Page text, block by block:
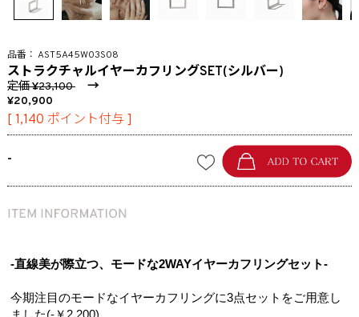
AST5A45W03S08
ストラクチャルイヤーカフリングSET(シルバー)
定価 23,100→
20,900
[ 1,140 ポイント付与 ]
-
-直線美が際立つ、モードな2WAYイヤーカフリングセット-
今期注目のモードなイヤーカフリングに3点セットをご用意し
ました(-￥2,200)